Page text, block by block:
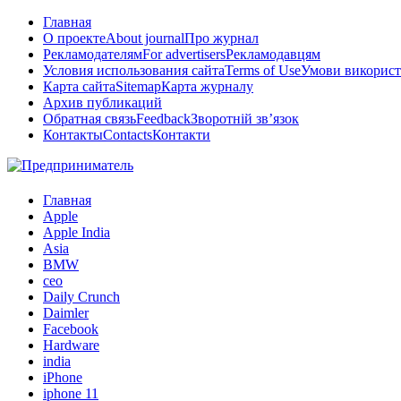
Главная
О проектеAbout journalПро журнал
РекламодателямFor advertisersРекламодавцям
Условия использования сайтаTerms of UseУмови
Карта сайтаSitemapКарта журналу
Архив публикаций
Обратная связьFeedbackЗворотній зв’язок
КонтактыContactsКонтакти
Главная
Apple
Apple India
Asia
BMW
ceo
Daily Crunch
Daimler
Facebook
Hardware
india
iPhone
iphone 11